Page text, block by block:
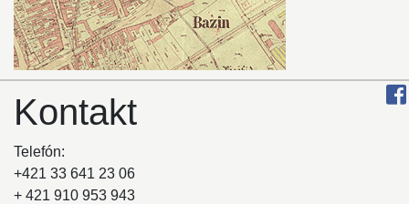
Kontakt
Telefón:
+421 33 641 23 06
+ 421 910 953 943